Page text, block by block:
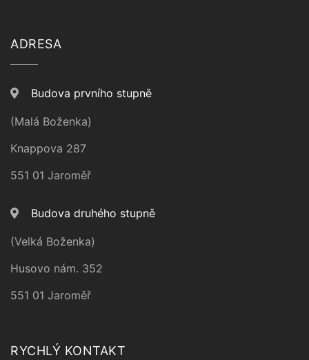
ADRESA
Budova prvního stupně
(Malá Boženka)
Knappova 287
551 01 Jaroměř
Budova druhého stupně
(Velká Boženka)
Husovo nám. 352
551 01 Jaroměř
RYCHLÝ KONTAKT